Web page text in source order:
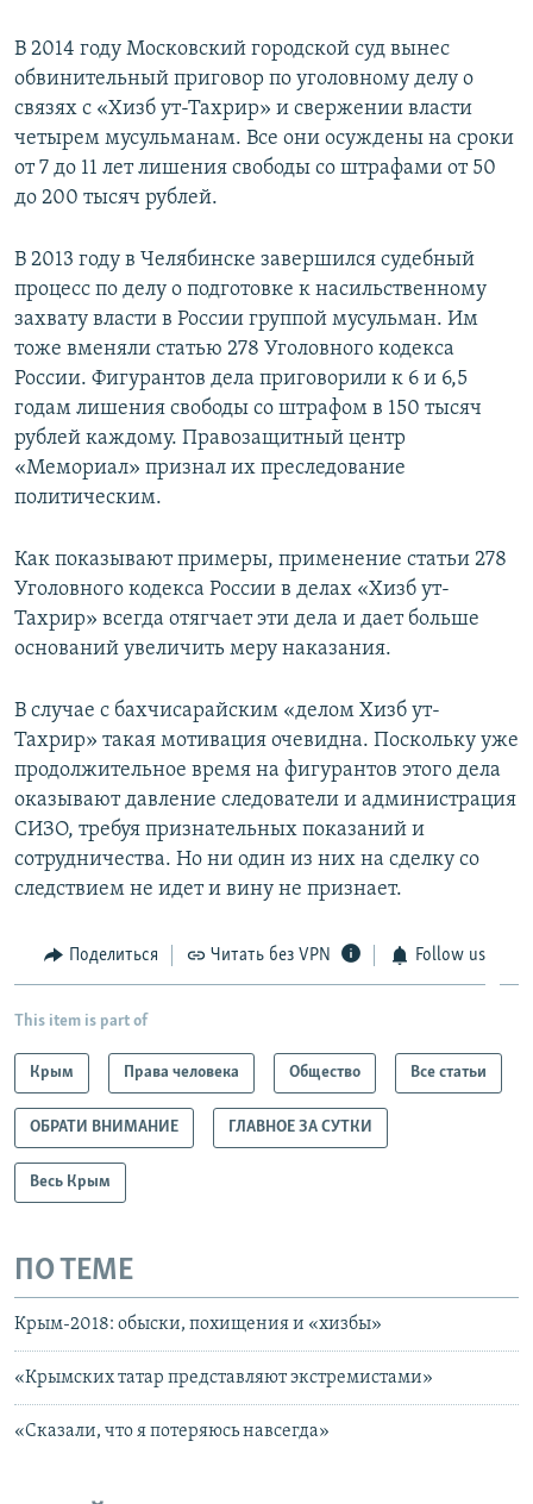
В 2014 году Московский городской суд вынес
обвинительный приговор по уголовному делу о
связях с «Хизб ут-Тахрир» и свержении власти
четырем мусульманам. Все они осуждены на сроки
от 7 до 11 лет лишения свободы со штрафами от 50
до 200 тысяч рублей.
В 2013 году в Челябинске завершился судебный
процесс по делу о подготовке к насильственному
захвату власти в России группой мусульман. Им
тоже вменяли статью 278 Уголовного кодекса
России. Фигурантов дела приговорили к 6 и 6,5
годам лишения свободы со штрафом в 150 тысяч
рублей каждому. Правозащитный центр
«Мемориал» признал их преследование
политическим.
Как показывают примеры, применение статьи 278
Уголовного кодекса России в делах «Хизб ут-
Тахрир» всегда отягчает эти дела и дает больше
оснований увеличить меру наказания.
В случае с бахчисарайским «делом Хизб ут-
Тахрир» такая мотивация очевидна. Поскольку уже
продолжительное время на фигурантов этого дела
оказывают давление следователи и администрация
СИЗО, требуя признательных показаний и
сотрудничества. Но ни один из них на сделку со
следствием не идет и вину не признает.
Поделиться Читать без VPN Follow us
This item is part of
Крым Права человека Общество Все статьи
ОБРАТИ ВНИМАНИЕ ГЛАВНОЕ ЗА СУТКИ
Весь Крым
ПО ТЕМЕ
Крым-2018: обыски, похищения и «хизбы»
«Крымских татар представляют экстремистами»
«Сказали, что я потеряюсь навсегда»